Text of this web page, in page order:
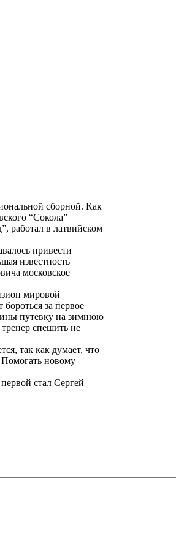
сборной. Как
“Сокола”
работал в латвийском
привести
известность
московское
мировой
за первое
путевку на зимнюю
спешить не
так как думает, что
новому
стал Сергей